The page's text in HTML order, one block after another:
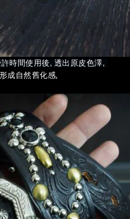
時間使用後, 透出原皮色澤,
形成自然舊化感,